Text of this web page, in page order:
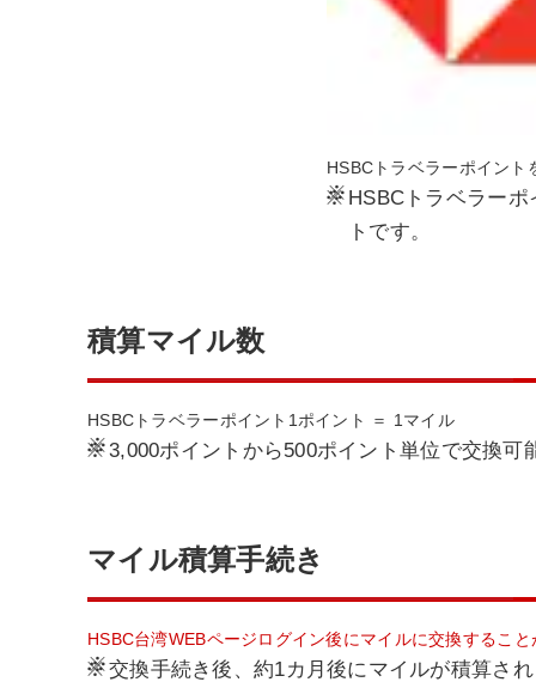
HSBCトラベラーポイン
※ HSBCトラベラー
トです。
積算マイル数
HSBCトラベラーポイント1ポイント ＝ 1マイル
※3,000ポイントから500ポイント単位で交換可
マイル積算手続き
HSBC台湾WEBページログイン後にマイルに交換するこ
※交換手続き後、約1カ月後にマイルが積算さ